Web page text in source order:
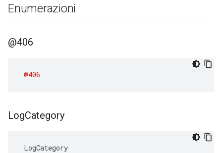
Enumerazioni
@406
@406
LogCategory
LogCategory